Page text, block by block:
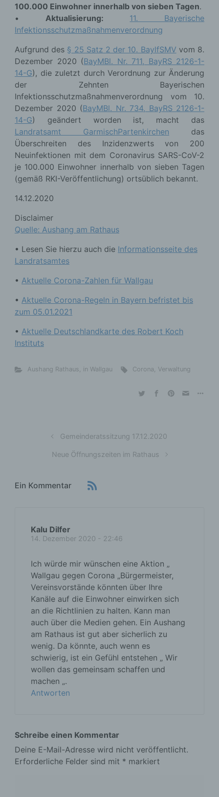
100.000 Einwohner innerhalb von sieben Tagen.
• Aktualisierung:
11. Bayerische
Infektionsschutzmaßnahmenverordnung
Aufgrund des § 25 Satz 2 der 10. BaylfSMV vom 8.
Dezember 2020 (BayMBl. Nr. 711, BayRS 2126-1-
14-G), die zuletzt durch Verordnung zur Änderung
der Zehnten Bayerischen
Infektionsschutzmaßnahmenverordnung vom 10.
Dezember 2020 (BayMBl. Nr. 734, BayRS 2126-1-
14-G) geändert worden ist, macht das
Landratsamt GarmischPartenkirchen das
Überschreiten des Inzidenzwerts von 200
Neuinfektionen mit dem Coronavirus SARS-CoV-2
je 100.000 Einwohner innerhalb von sieben Tagen
(gemäß RKI-Veröffentlichung) ortsüblich bekannt.
14.12.2020
Disclaimer
Quelle: Aushang am Rathaus
• Lesen Sie hierzu auch die Informationsseite des
Landratsamtes
• Aktuelle Corona-Zahlen für Wallgau
• Aktuelle Corona-Regeln in Bayern befristet bis
zum 05.01.2021
• Aktuelle Deutschlandkarte des Robert Koch
Instituts
Aushang Rathaus, in Wallgau Corona, Verwaltung
Gemeinderatssitzung 17.12.2020
Neue Öffnungszeiten im Rathaus
Ein Kommentar
Kalu Dilfer
14. Dezember 2020 - 22:46
Ich würde mir wünschen eine Aktion „
Wallgau gegen Corona „Bürgermeister,
Vereinsvorstände könnten über Ihre
Kanäle auf die Einwohner einwirken sich
an die Richtlinien zu halten. Kann man
auch über die Medien gehen. Ein Aushang
am Rathaus ist gut aber sicherlich zu
wenig. Da könnte, auch wenn es
schwierig, ist ein Gefühl entstehen „ Wir
wollen das gemeinsam schaffen und
machen „.
Antworten
Schreibe einen Kommentar
Deine E-Mail-Adresse wird nicht veröffentlicht.
Erforderliche Felder sind mit * markiert